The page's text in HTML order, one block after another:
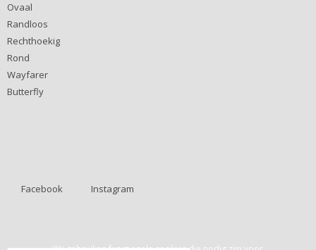
Ovaal
Randloos
Rechthoekig
Rond
Wayfarer
Butterfly
Facebook Instagram